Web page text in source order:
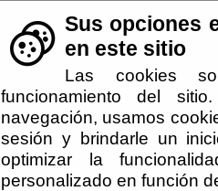
Sus opciones
en este sitio
Las cookies
funcionamiento del
navegación, usamos
sesión y brindarle un
optimizar la
personalizado en función